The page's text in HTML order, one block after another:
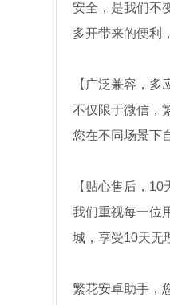
安全，是我们不
多开带来的便利
【广泛兼容，多
不仅限于微信，
您在不同场景下
【贴心售后，10
我们重视每一位
城，享受10天无
繁花安卓助手，